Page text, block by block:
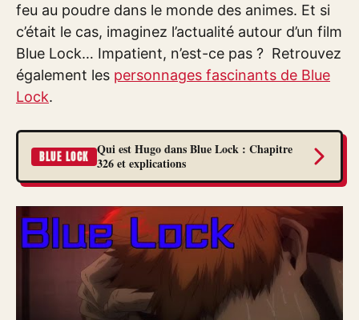
feu au poudre dans le monde des animes. Et si
c’était le cas, imaginez l’actualité autour d’un film
Blue Lock… Impatient, n’est-ce pas ? Retrouvez
également les personnages fascinants de Blue
Lock.
BLUE LOCK Qui est Hugo dans Blue Lock : Chapitre
326 et explications